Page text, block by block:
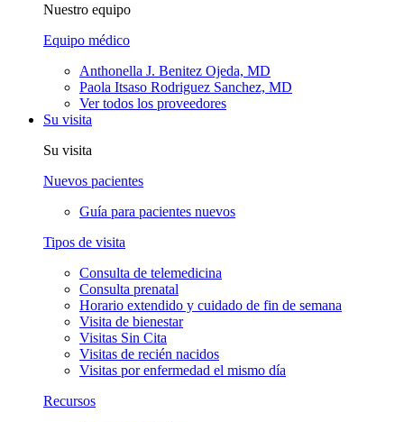
Nuestro equipo
Equipo médico
Anthonella J. Benitez Ojeda, MD
Paola Itsaso Rodriguez Sanchez, MD
Ver todos los proveedores
Su visita
Su visita
Nuevos pacientes
Guía para pacientes nuevos
Tipos de visita
Consulta de telemedicina
Consulta prenatal
Horario extendido y cuidado de fin de semana
Visita de bienestar
Visitas Sin Cita
Visitas de recién nacidos
Visitas por enfermedad el mismo día
Recursos